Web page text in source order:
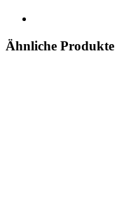
Ähnliche Produkte